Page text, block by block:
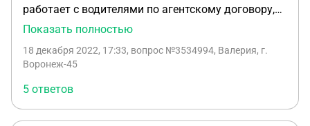
работает с водителями по агентскому договору,
где мы - агент, водитель - принципал. На днях нам
стороной на судебное заседание, где, судя по
которого в том, что водитель, находясь на заказе,
попал в ДТП на арендном автомобиле (не нашем),
Показать полностью
18 декабря 2022, 17:33, вопрос №3534994, Валерия, г.
Воронеж-45
5 ответов